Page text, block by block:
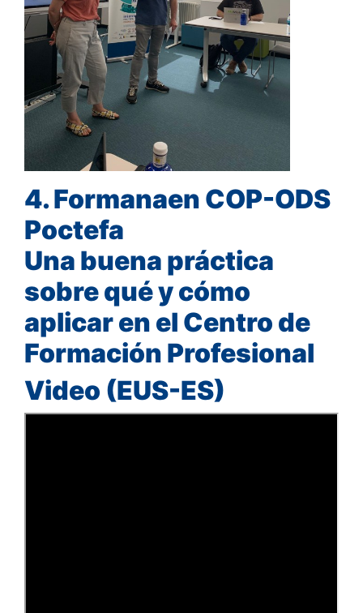
4. Formanaen COP-ODS
Poctefa
Una buena práctica
sobre qué y cómo
aplicar en el Centro de
Formación Profesional
Video (EUS-ES)